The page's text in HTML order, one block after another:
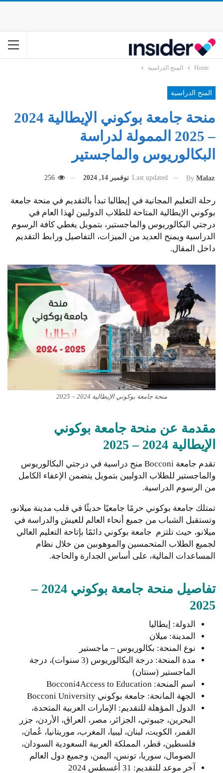
Home المنح الدراسية
المنح الدراسية
منحة جامعة بوكوني الإيطالية 2024
– 2025 الممولة لدراسة
البكالوريوس والماجستير
By Malaz
Last updated نوفمبر 14, 2024
رحلة التعليم المجانية في إيطاليا تبدأ بالتقديم في منحة جامعة
بوكوني الإيطالية المتاحة للطلاب الدوليين لهذا العام في
درجتي البكالوريوس والماجستير، بتمويل يغطي كافة الرسوم
الدراسية ويمنح العديد من الميزات، التفاصيل ورابط التقديم
داخل المقال.
منحة جامعة بوكوني الإيطالية 2024 – 2025
مقدمة عن منحة جامعة بوكوني
الإيطالية 2024 – 2025
تقدم جامعة Bocconi منح دراسية في درجتي البكالوريوس
والماجستير للطلاب الدوليين بتمويل يتضمن الإعفاء الكامل
من الرسوم الدراسية.
تمتلك جامعة بوكوني حرمًا جامعيًا حديثًا في قلب مدينة ميلانو،
وتستقبل الشباب من جميع أنحاء العالم للعيش والدراسة في
ميلانو، حيث تلتزم جامعة بوكوني دائمًا بإتاحة التعليم العالي
لجميع الطلاب المتحمسين والموهوبين من خلال نظام
المساعدات المالية، على أساس الجدارة والحاجة.
تفاصيل منحة جامعة بوكوني 2024 –
2025
الدولة: إيطاليا
المدينة: ميلان
نوع المنحة: بكالوريوس – ماجستير
مدة المنحة: درجة البكالوريوس (3 سنوات)، درجة
الماجستير (سنتان)
اسم المنحة: Bocconi4Access to Education
الجهة المانحة: جامعة بوكوني Bocconi University
الدول المؤهلة للتقديم: الإمارات العربية المتحدة،
البحرين، جيبوتي، الجزائر، مصر، العراق، الأردن، جزر
القمر، الكويت، لبنان، ليبيا، المغرب، موريتانيا، عُمان،
فلسطين، قطر، المملكة العربية السعودية السودان،
الصومال، سوريا، تونس، اليمن، وجميع دول العالم
آخر موعد للتقديم: 31 أغسطس 2024